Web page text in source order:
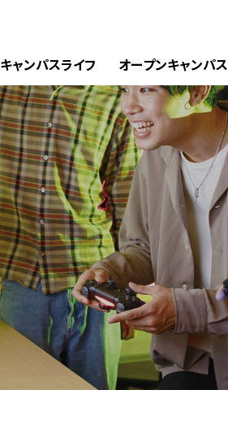
キャンパスライフ オープンキャンパス